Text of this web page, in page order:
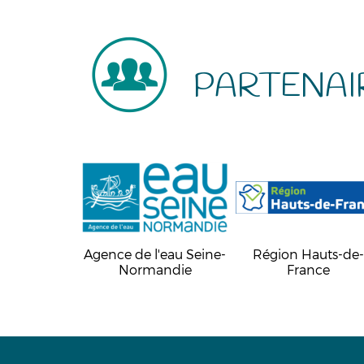
Agence de l'eau Seine-
Normandie
Région Hauts-de-
France